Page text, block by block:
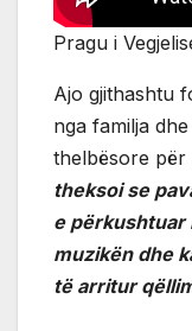
Pragu i
Ajo gjithashtu
nga familja
thelbësore për
theksoi se
e përkushtuar
muzikën dhe
të arritur